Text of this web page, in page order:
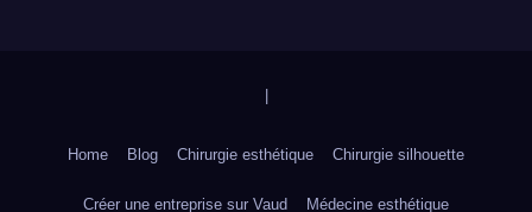
|
Home Blog Chirurgie esthétique Chirurgie silhouette
Créer une entreprise sur Vaud Médecine esthétique